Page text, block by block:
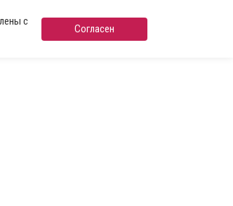
с
Согласен